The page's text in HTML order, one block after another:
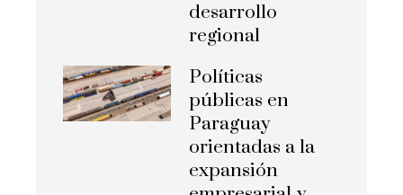
desarrollo
regional
Políticas
públicas en
Paraguay
orientadas a la
expansión